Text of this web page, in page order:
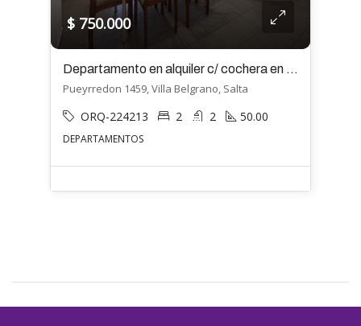
$ 750.000
Departamento en alquiler c/ cochera en Villa Belgrano
Pueyrredon 1459, Villa Belgrano, Salta
ORQ-224213 2 2 50.00
DEPARTAMENTOS